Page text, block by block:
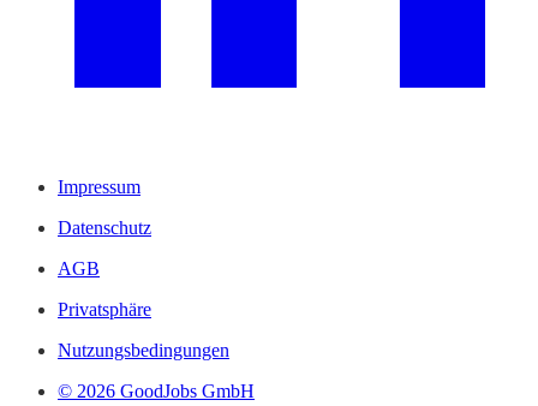
Impressum
Datenschutz
AGB
Privatsphäre
Nutzungsbedingungen
© 2026 GoodJobs GmbH